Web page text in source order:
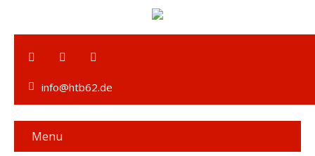
info@htb62.de
Menu